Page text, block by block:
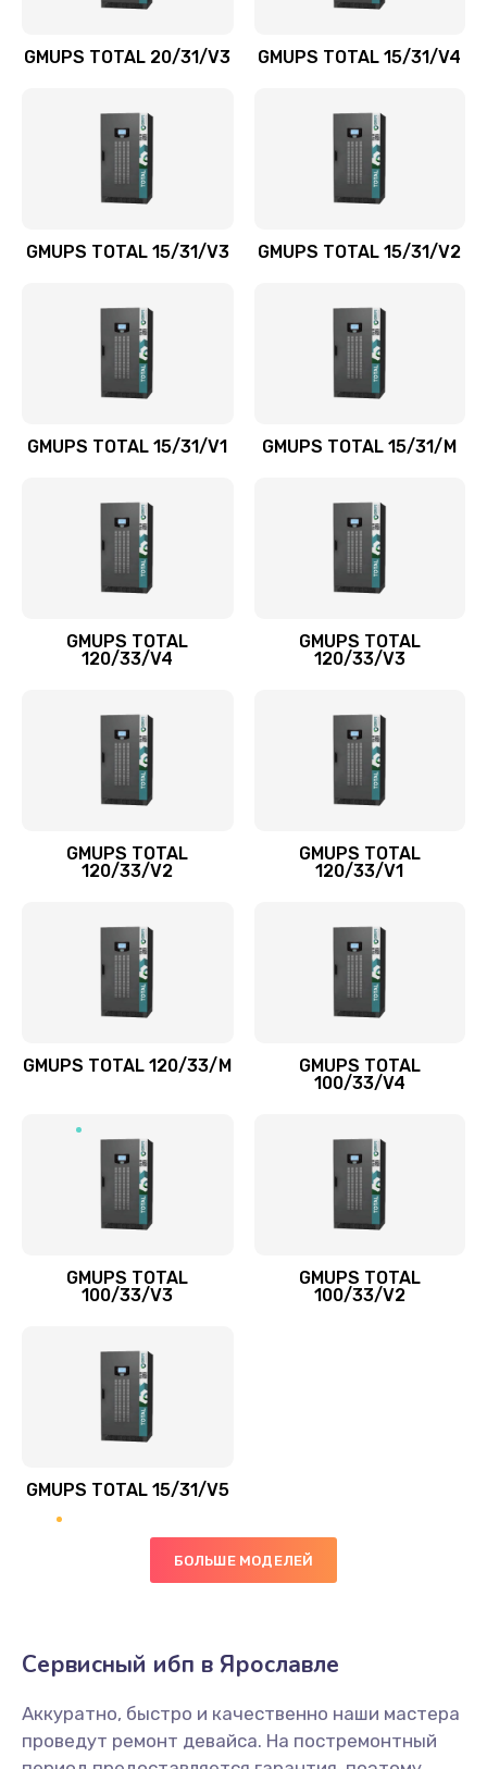
GMUPS TOTAL 20/31/V3 GMUPS TOTAL 15/31/V4
GMUPS TOTAL 15/31/V3 GMUPS TOTAL 15/31/V2
GMUPS TOTAL 15/31/V1 GMUPS TOTAL 15/31/M
GMUPS TOTAL
120/33/V4
GMUPS TOTAL
120/33/V3
GMUPS TOTAL
120/33/V2
GMUPS TOTAL
120/33/V1
GMUPS TOTAL 120/33/M
GMUPS TOTAL
100/33/V4
GMUPS TOTAL
100/33/V3
GMUPS TOTAL
100/33/V2
GMUPS TOTAL 15/31/V5
БОЛЬШЕ МОДЕЛЕЙ
Сервисный ибп в Ярославле
Аккуратно, быстро и качественно наши мастера
проведут ремонт девайса. На постремонтный